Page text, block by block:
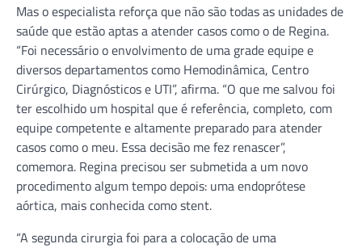
Mas o especialista reforça que não são todas as unidades de
saúde que estão aptas a atender casos como o de Regina.
“Foi necessário o envolvimento de uma grade equipe e
diversos departamentos como Hemodinâmica, Centro
Cirúrgico, Diagnósticos e UTI”, afirma. “O que me salvou foi
ter escolhido um hospital que é referência, completo, com
equipe competente e altamente preparado para atender
casos como o meu. Essa decisão me fez renascer”,
comemora. Regina precisou ser submetida a um novo
procedimento algum tempo depois: uma endoprótese
aórtica, mais conhecida como stent.
“A segunda cirurgia foi para a colocação de uma